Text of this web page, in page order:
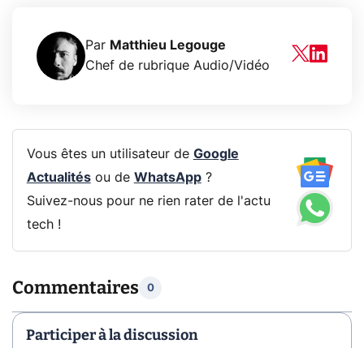
Par Matthieu Legouge
Chef de rubrique Audio/Vidéo
Vous êtes un utilisateur de Google
Actualitésou de WhatsApp?
Suivez-nous pour ne rien rater de l'actu
tech !
Commentaires 0
Participer à la discussion